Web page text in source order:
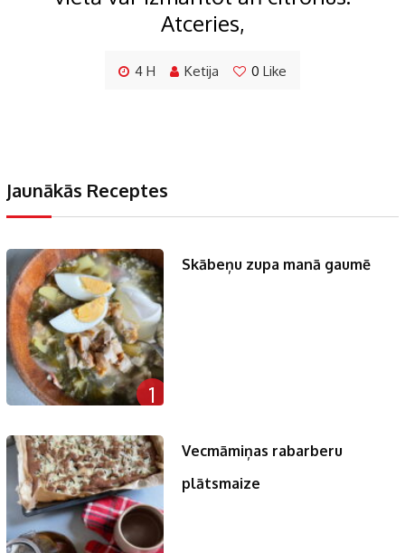
Atceries,
4 H Ketija 0 Like
Jaunākās Receptes
1
Skābeņu zupa manā gaumē
Vecmāmiņas rabarberu
plātsmaize